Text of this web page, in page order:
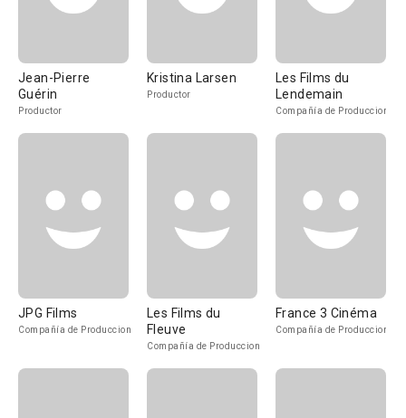
Jean-Pierre
Guérin
Productor
Kristina Larsen
Productor
Les Films du
Lendemain
Compañía de Produccion
JPG Films
Compañía de Produccion
Les Films du
Fleuve
Compañía de Produccion
France 3 Cinéma
Compañía de Produccion